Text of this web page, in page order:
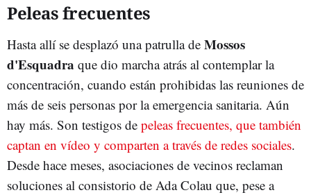
Peleas frecuentes
Hasta allí se desplazó una patrulla de Mossos
d'Esquadra que dio marcha atrás al contemplar la
concentración, cuando están prohibidas las reuniones de
más de seis personas por la emergencia sanitaria. Aún
hay más. Son testigos de peleas frecuentes, que también
captan en vídeo y comparten a través de redes sociales.
Desde hace meses, asociaciones de vecinos reclaman
soluciones al consistorio de Ada Colau que, pese a